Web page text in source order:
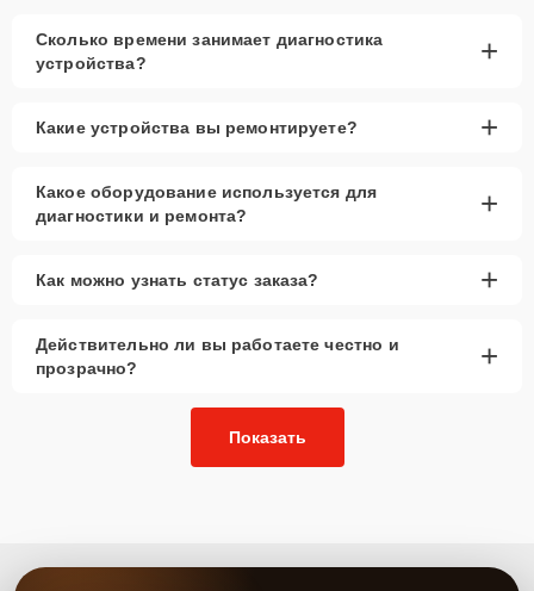
Сколько времени занимает диагностика
устройства?
+
Какие устройства вы ремонтируете? +
Какое оборудование используется для
диагностики и ремонта?
+
Как можно узнать статус заказа? +
Действительно ли вы работаете честно и
прозрачно?
+
Показать